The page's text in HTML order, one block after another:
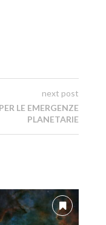
next post
LE EMERGENZE
PLANETARIE